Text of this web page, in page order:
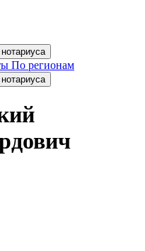
По регионам